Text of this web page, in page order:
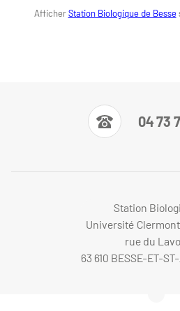
AfficherStation Biologique de Besse
04 73
Station
Université
rue du
63 610 BESSE-ET-